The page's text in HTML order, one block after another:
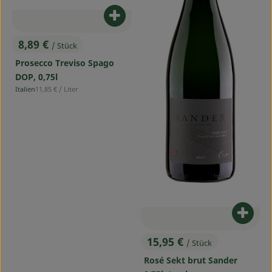
, Preis:
8,89 € / Stück
Prosecco Treviso Spago
DOP, 0,75l
, Herkunft:
Italien, Referenzpreis:
11,85 € / Liter
Produkt zum Warenkorb
, Preis:
15,95 € / Stück
Rosé Sekt brut Sander